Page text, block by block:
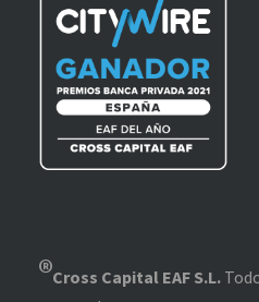
®Cross Capital EAF S.L.